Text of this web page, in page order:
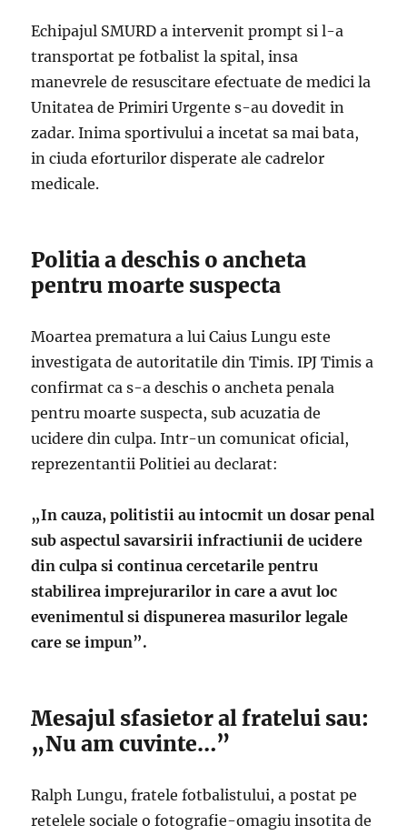
Echipajul SMURD a intervenit prompt si l-a
transportat pe fotbalist la spital, insa
manevrele de resuscitare efectuate de medici la
Unitatea de Primiri Urgente s-au dovedit in
zadar. Inima sportivului a incetat sa mai bata,
in ciuda eforturilor disperate ale cadrelor
medicale.
Politia a deschis o ancheta
pentru moarte suspecta
Moartea prematura a lui Caius Lungu este
investigata de autoritatile din Timis. IPJ Timis a
confirmat ca s-a deschis o ancheta penala
pentru moarte suspecta, sub acuzatia de
ucidere din culpa. Intr-un comunicat oficial,
reprezentantii Politiei au declarat:
„In cauza, politistii au intocmit un dosar penal
sub aspectul savarsirii infractiunii de ucidere
din culpa si continua cercetarile pentru
stabilirea imprejurarilor in care a avut loc
evenimentul si dispunerea masurilor legale
care se impun”.
Mesajul sfasietor al fratelui sau:
„Nu am cuvinte…”
Ralph Lungu, fratele fotbalistului, a postat pe
retelele sociale o fotografie-omagiu insotita de